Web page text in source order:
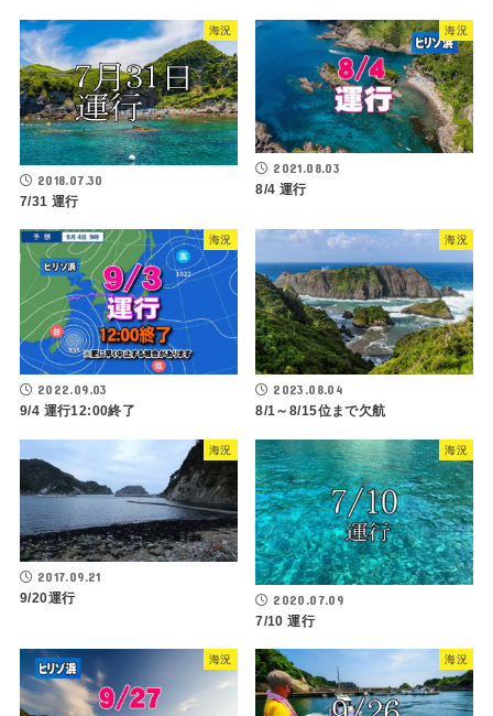
海況
2018.07.30
7/31 運行
海況
2021.08.03
8/4 運行
海況
2022.09.03
9/4 運行12:00終了
海況
2023.08.04
8/1～8/15位まで欠航
海況
2017.09.21
9/20運行
海況
2020.07.09
7/10 運行
海況 海況